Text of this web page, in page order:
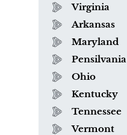
Virginia
Arkansas
Maryland
Pensilvania
Ohio
Kentucky
Tennessee
Vermont